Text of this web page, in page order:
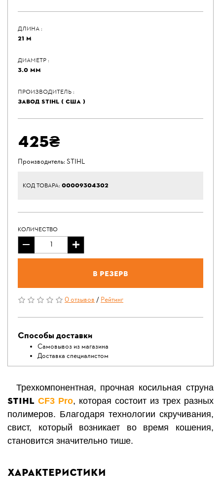
ДЛИНА :
21 М
ДИАМЕТР :
3.0 ММ
ПРОИЗВОДИТЕЛЬ :
ЗАВОД STIHL ( США )
425₴
Производитель:STIHL
КОД ТОВАРА: 00009304302
КОЛИЧЕСТВО
В резерв
0 отзывов/Рейтинг
Способы доставки
Самовывоз из магазина
Доставка специалистом
Трехкомпонентная, прочная косильная струна
STIHL CF3 Pro, которая состоит из трех разных
полимеров. Благодаря технологии скручивания,
свист, который возникает во время кошения,
становится значительно тише.
Характеристики